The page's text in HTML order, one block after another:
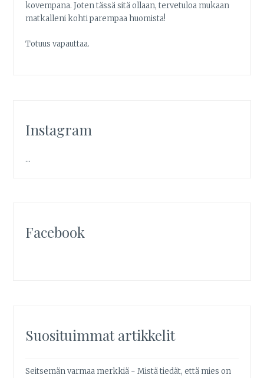
kovempana. Joten tässä sitä ollaan, tervetuloa mukaan
matkalleni kohti parempaa huomista!
Totuus vapauttaa.
Instagram
…
Facebook
Suosituimmat artikkelit
Seitsemän varmaa merkkiä - Mistä tiedät, että mies on